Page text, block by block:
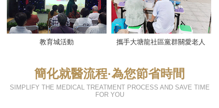
教育城活動 攜手大塘龍社區黨群關愛老人
簡化就醫流程·為您節省時間
SIMPLIFY THE MEDICAL TREATMENT PROCESS AND SAVE TIME
FOR YOU